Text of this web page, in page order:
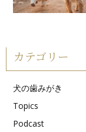
カテゴリー
犬の歯みがき
Topics
Podcast